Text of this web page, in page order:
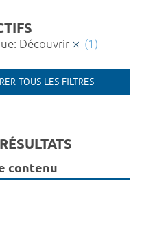
Découvrir (1)
TOUS LES FILTRES
contenu